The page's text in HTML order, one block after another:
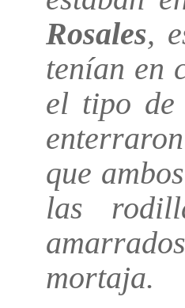
Rosales,
tenían en
el tipo de
que
las
mortaja.